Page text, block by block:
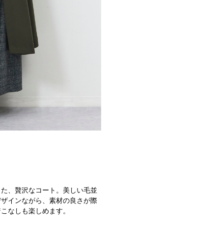
、贅沢なコート。美しい毛並
インながら、素材の良さが際
なしも楽しめます。